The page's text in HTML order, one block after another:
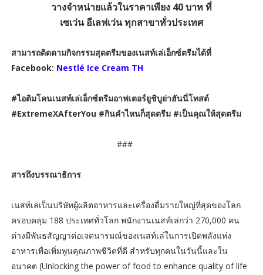
วางจำหน่ายแล้วในราคาเพียง 40 บาท ที่
เซเว่น อีเลฟเว่น ทุกสาขาทั่วประเทศ
สามารถติดตามกิจกรรมสุดตรีมของเนสท์เล่เอ็กซ์ตรีมได้ที่
Facebook: Nestlé Ice Cream TH
#ไอติมโคนเนสท์เล่เอ็กซ์ตรีมอาฟเตอร์ยูชิบูย่าฮันนี่โทสต์
#ExtremeXAfterYou #กินคำไหนก็สุดตรีม #เป็นคุณให้สุดตรีม
###
สารถึงบรรณาธิการ
เนสท์เล่เป็นบริษัทผู้ผลิตอาหารและเครื่องดื่มรายใหญ่ที่สุดของโลก
ครอบคลุม 188 ประเทศทั่วโลก พนักงานเนสท์เล่กว่า 270,000 คน
ต่างมีพันธสัญญาต่อเจตนารมณ์ของเนสท์เล่ในการเปิดพลังแห่ง
อาหารเพื่อเพิ่มพูนคุณภาพชีวิตที่ดี สำหรับทุกคนในวันนี้และใน
อนาคต (Unlocking the power of food to enhance quality of life